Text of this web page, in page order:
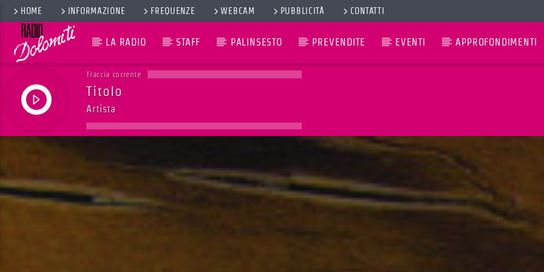
HOME INFORMAZIONE FREQUENZE WEBCAM PUBBLICITÀ CONTATTI
LA RADIO STAFF PALINSESTO PREVENDITE EVENTI APPROFONDIMENTI
Traccia corrente
Titolo
Artista